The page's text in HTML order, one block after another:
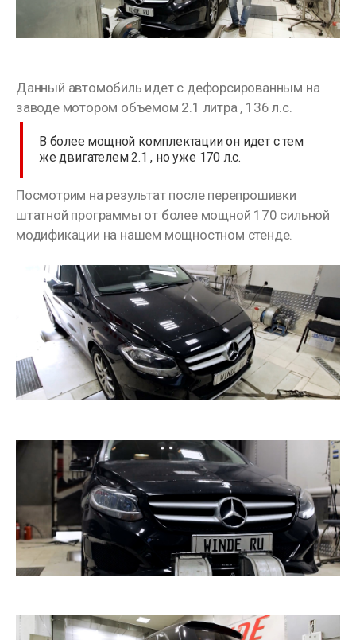
Данный автомобиль идет с дефорсированным на
заводе мотором объемом 2.1 литра , 136 л.с.
В более мощной комплектации он идет с тем
же двигателем 2.1 , но уже 170 л.с.
Посмотрим на результат после перепрошивки
штатной программы от более мощной 170 сильной
модификации на нашем мощностном стенде.